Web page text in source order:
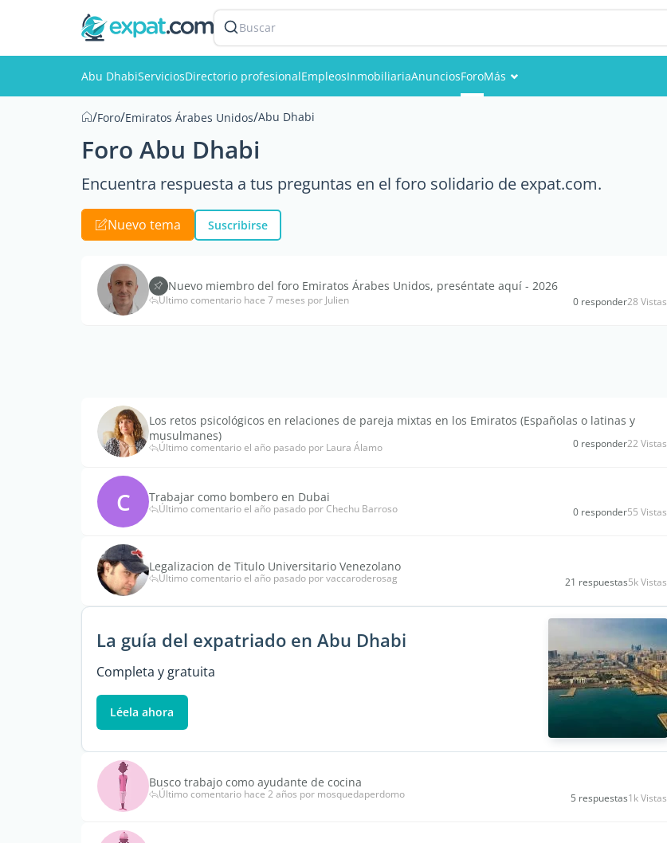
Buscar
Abu DhabiServiciosDirectorio profesionalEmpleosInmobiliariaAnunciosForoMás
Fotos
/Foro/Emiratos Árabes Unidos/Abu Dhabi
Foro Abu Dhabi
Encuentra respuesta a tus preguntas en el foro solidario de expat.com.
Nuevo tema Suscribirse
Nuevo miembro del foro Emiratos Árabes Unidos, preséntate aquí - 2026
Último comentario hace 7 meses por Julien 0 responder28 Vistas
Los retos psicológicos en relaciones de pareja mixtas en los Emiratos (Españolas o latinas y
musulmanes)
Último comentario el año pasado por Laura Álamo 0 responder22 Vistas
C Trabajar como bombero en Dubai
Último comentario el año pasado por Chechu Barroso 0 responder55 Vistas
Legalizacion de Titulo Universitario Venezolano
Último comentario el año pasado por vaccaroderosag 21 respuestas5k Vistas
La guía del expatriado en Abu Dhabi
Completa y gratuita
Léela ahora
Busco trabajo como ayudante de cocina
Último comentario hace 2 años por mosquedaperdomo 5 respuestas1k Vistas